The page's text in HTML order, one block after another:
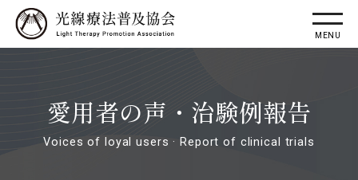
愛用者の声・治験例報告
Voices of loyal users · Report of clinical trials